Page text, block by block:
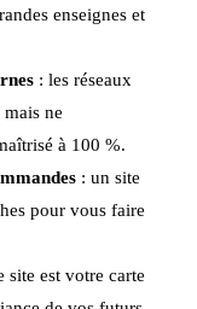
enseignes et
: les réseaux
ne
à 100 %.
: un site
pour vous faire
site est votre carte